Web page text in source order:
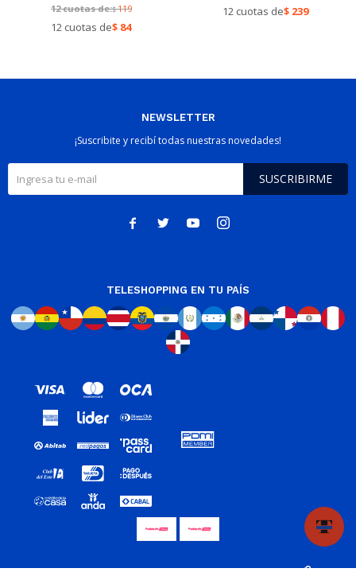
12 cuotas de:$119
12 cuotas de$ 84
12 cuotas de$ 239
NEWSLETTER
¡Suscribite y recibí todas nuestras novedades!
SUSCRIBIRME
   
TELESHOPPING EN TU PAÍS